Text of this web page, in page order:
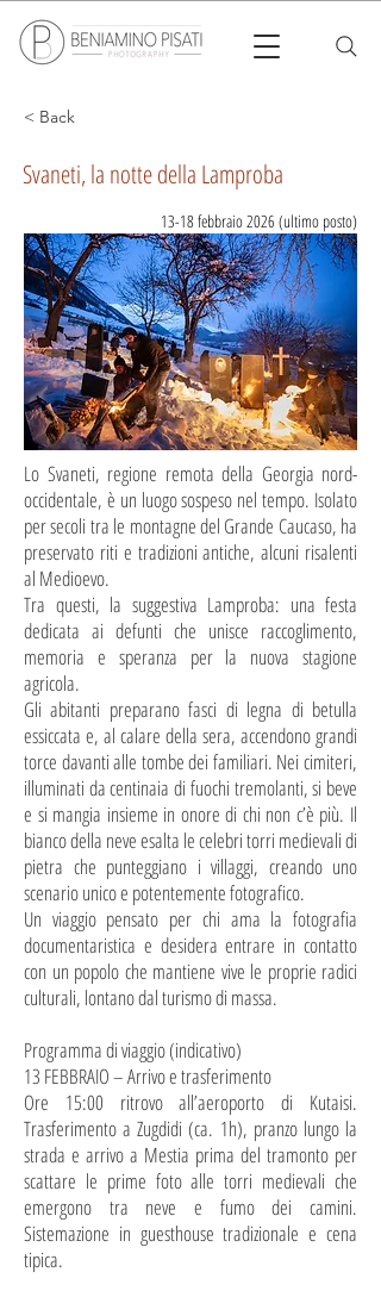
< Back
Svaneti, la notte della Lamproba
13-18 febbraio 2026 (ultimo posto)
Lo Svaneti, regione remota della Georgia nord-
occidentale, è un luogo sospeso nel tempo. Isolato
per secoli tra le montagne del Grande Caucaso, ha
preservato riti e tradizioni antiche, alcuni risalenti
al Medioevo.
Tra questi, la suggestiva Lamproba: una festa
dedicata ai defunti che unisce raccoglimento,
memoria e speranza per la nuova stagione
agricola.
Gli abitanti preparano fasci di legna di betulla
essiccata e, al calare della sera, accendono grandi
torce davanti alle tombe dei familiari. Nei cimiteri,
illuminati da centinaia di fuochi tremolanti, si beve
e si mangia insieme in onore di chi non c’è più. Il
bianco della neve esalta le celebri torri medievali di
pietra che punteggiano i villaggi, creando uno
scenario unico e potentemente fotografico.
Un viaggio pensato per chi ama la fotografia
documentaristica e desidera entrare in contatto
con un popolo che mantiene vive le proprie radici
culturali, lontano dal turismo di massa.
Programma di viaggio (indicativo)
13 FEBBRAIO – Arrivo e trasferimento
Ore 15:00 ritrovo all’aeroporto di Kutaisi.
Trasferimento a Zugdidi (ca. 1h), pranzo lungo la
strada e arrivo a Mestia prima del tramonto per
scattare le prime foto alle torri medievali che
emergono tra neve e fumo dei camini.
Sistemazione in guesthouse tradizionale e cena
tipica.